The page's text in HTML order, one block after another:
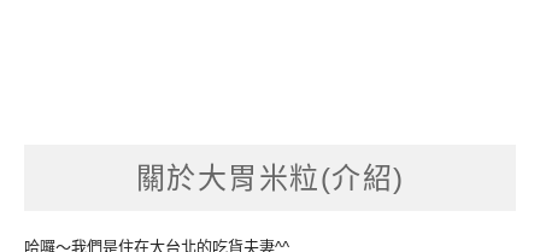
關於大胃米粒(介紹)
哈囉～我們是住在大台北的吃貨夫妻^^